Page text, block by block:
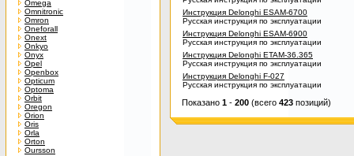
Omega
Omnitronic
Omron
Oneforall
Onext
Onkyo
Onyx
Opel
Openbox
Opticum
Optoma
Orbit
Oregon
Orion
Oris
Orla
Orton
Oursson
Инструкция Delonghi ESAM-6700
Русская инструкция по эксплуатации
Инструкция Delonghi ESAM-6900
Русская инструкция по эксплуатации
Инструкция Delonghi ETAM-36.365
Русская инструкция по эксплуатации
Инструкция Delonghi F-027
Русская инструкция по эксплуатации
Показано 1 - 200 (всего 423 позиций)